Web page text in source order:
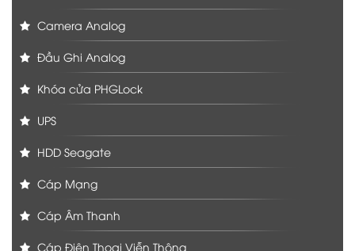
Camera Analog
Đầu Ghi Analog
Khóa cửa PHGLock
UPS
HDD Seagate
Cáp Mạng
Cáp Âm Thanh
Cáp Điện Thoại Viễn Thông